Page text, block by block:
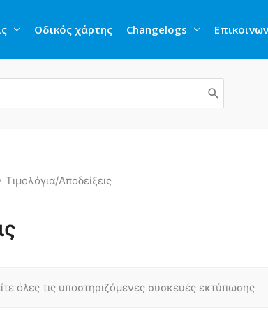
Οδικός χάρτης Changelogs
Τιμολόγια/Αποδείξεις
όλες τις υποστηριζόμενες συσκευές εκτύπωσης